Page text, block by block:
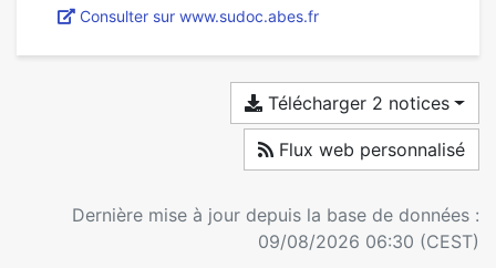
Consulter sur www.sudoc.abes.fr
Télécharger 2 notices
Flux web personnalisé
Dernière mise à jour depuis la base de données :
09/08/2026 06:30 (CEST)